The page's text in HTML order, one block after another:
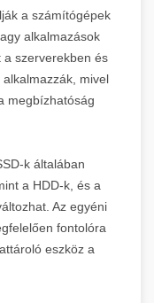
a számítógépek
alkalmazások
a szerverekben és
mivel
megbízhatóság
k általában
a HDD-k, és a
Az egyéni
fontolóra
eszköz a